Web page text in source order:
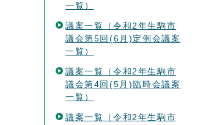
一覧）
議案一覧（令和2年生駒市
議会第5回(6月)定例会議案
一覧）
議案一覧（令和2年生駒市
議会第4回(5月)臨時会議案
一覧）
議案一覧（令和2年生駒市